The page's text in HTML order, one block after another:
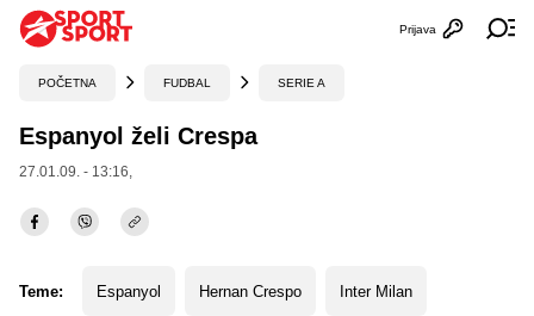
Otvori
Prijava
POČETNA FUDBAL SERIE A
Espanyol želi Crespa
27.01.09. - 13:16,
Teme: Espanyol Hernan Crespo Inter Milan